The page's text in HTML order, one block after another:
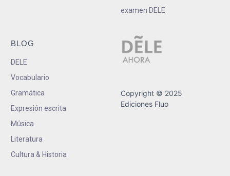
examen DELE
BLOG
DELE
Vocabulario
Gramática
Expresión escrita
Música
Literatura
Cultura & Historia
Copyright © 2025
Ediciones Fluo